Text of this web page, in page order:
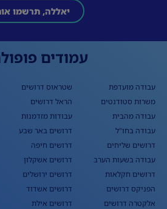
יאללה, תרשמו
עמודים
עבודה מועדפת
משרות סטודנטים
עבודה מהבית
עבודה בחו"ל
דרושים שליחים
עבודה בשעות הערב
דרושים חקלאות
הפניקס דרושים
אלקטרה דרושים
שטראוס דרושים
הראל דרושים
עבודות מזדמנות
דרושים באר שבע
דרושים חיפה
דרושים אשקלון
דרושים ירושלים
דרושים אשדוד
דרושים אילת